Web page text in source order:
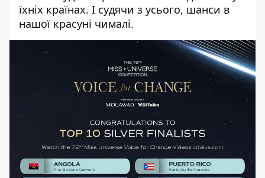
їхніх країнах. І судячи з усього, шанси в
нашої красуні чималі.